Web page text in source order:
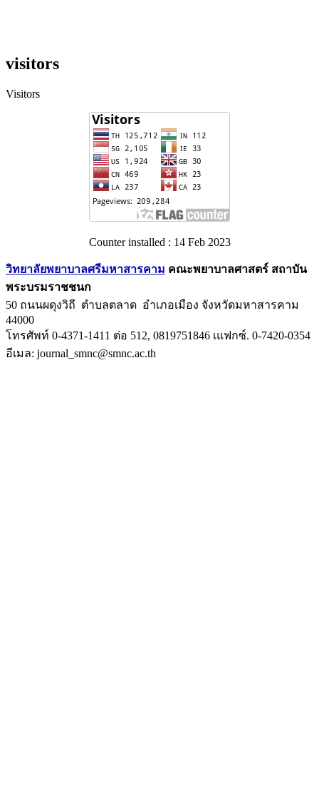
visitors
Visitors
Counter installed : 14 Feb 2023
วิทยาลัยพยาบาลศรีมหาสารคาม คณะพยาบาลศาสตร์ สถาบัน
พระบรมราชชนก
50 ถนนผดุงวิถี ตำบลตลาด อำเภอเมือง จังหวัดมหาสารคาม
44000
โทรศัพท์ 0-4371-1411 ต่อ 512, 0819751846 เแฟกซ์. 0-7420-0354
อีเมล: journal_smnc@smnc.ac.th